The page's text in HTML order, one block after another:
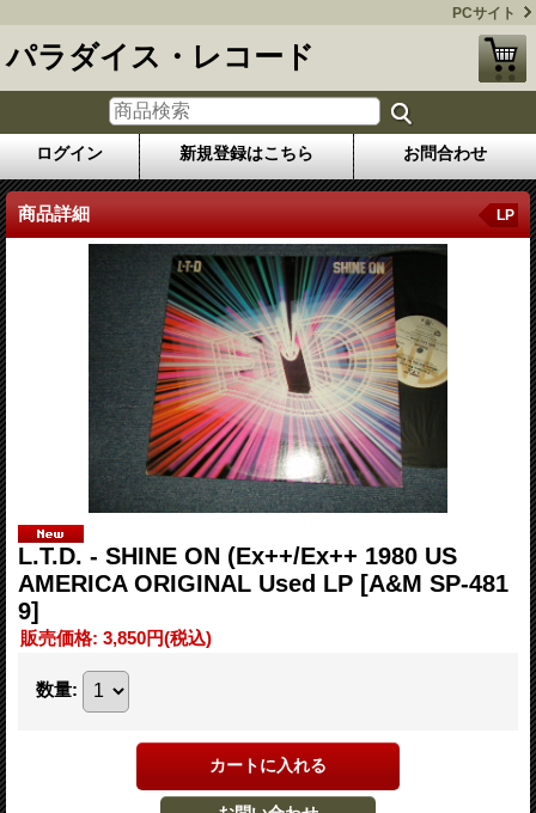
PCサイト
パラダイス・レコード
ログイン 新規登録はこちら お問合わせ
商品詳細 LP
L.T.D. - SHINE ON (Ex++/Ex++ 1980 US
AMERICA ORIGINAL Used LP [A&M SP-481
9]
販売価格: 3,850円(税込)
数量: